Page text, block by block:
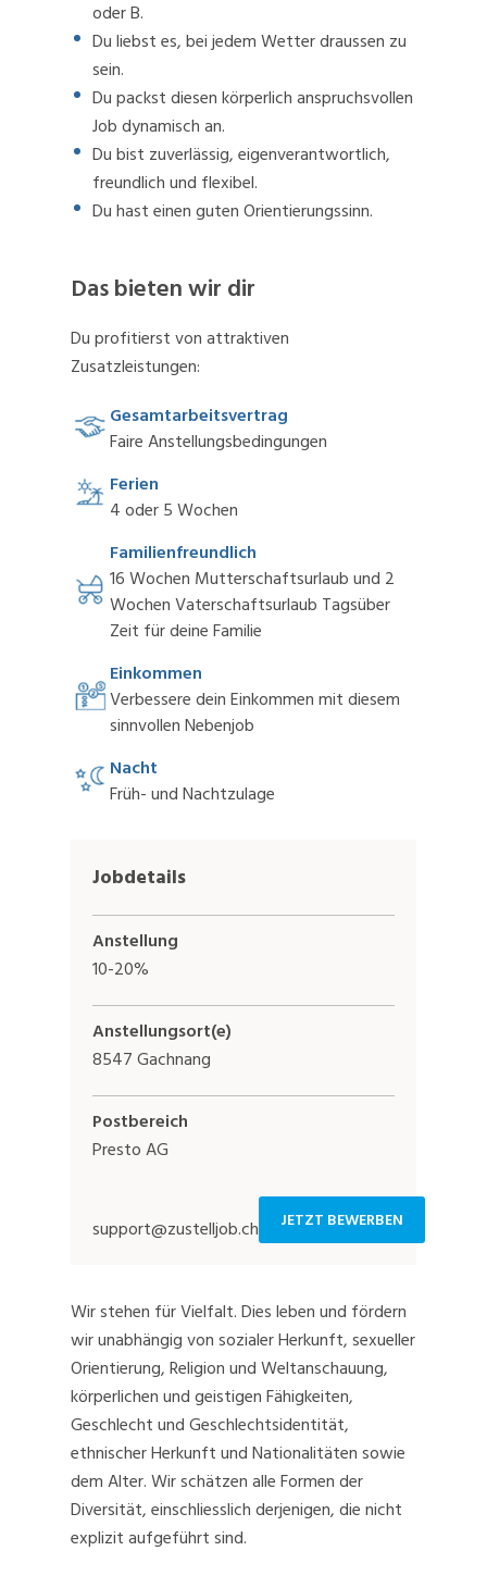
oder B.
Du liebst es, bei jedem Wetter draussen zu
sein.
Du packst diesen körperlich anspruchsvollen
Job dynamisch an.
Du bist zuverlässig, eigenverantwortlich,
freundlich und flexibel.
Du hast einen guten Orientierungssinn.
Das bieten wir dir
Du profitierst von attraktiven
Zusatzleistungen:
Gesamtarbeitsvertrag
Faire Anstellungsbedingungen
Ferien
4 oder 5 Wochen
Familienfreundlich
16 Wochen Mutterschaftsurlaub und 2
Wochen Vaterschaftsurlaub Tagsüber
Zeit für deine Familie
Einkommen
Verbessere dein Einkommen mit diesem
sinnvollen Nebenjob
Nacht
Früh- und Nachtzulage
Jobdetails
Anstellung
10-20%
Anstellungsort(e)
8547 Gachnang
Postbereich
Presto AG
support@zustelljob.ch JETZT BEWERBEN
Wir stehen für Vielfalt. Dies leben und fördern
wir unabhängig von sozialer Herkunft, sexueller
Orientierung, Religion und Weltanschauung,
körperlichen und geistigen Fähigkeiten,
Geschlecht und Geschlechtsidentität,
ethnischer Herkunft und Nationalitäten sowie
dem Alter. Wir schätzen alle Formen der
Diversität, einschliesslich derjenigen, die nicht
explizit aufgeführt sind.